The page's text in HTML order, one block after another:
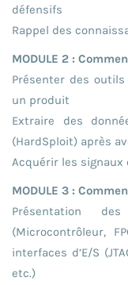
défensifs
Rappel des
MODULE 2 :
Présenter des
un produit
Extraire des
(HardSploit) après
Acquérir les
MODULE 3 :
Présentation
(Microcontrôleur,
interfaces d’E/S
etc.)